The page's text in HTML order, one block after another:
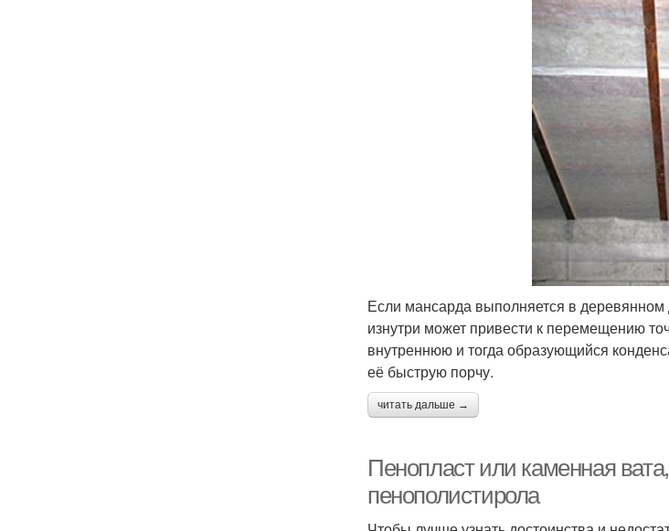
Если мансарда выполняется в деревянном
изнутри может привести к перемещению
внутреннюю и тогда образующийся
её быструю порчу.
читать дальше →
Пенопласт или каменная
пенополистирола